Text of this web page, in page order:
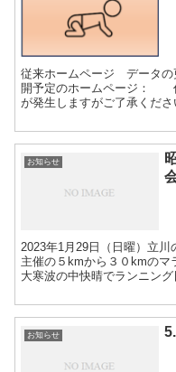
従来ホームページ データの
開予定のホームページ：
が発生しますがご了承くだ
お知らせ
2023年1月29日（日曜）立
主催の５kmから３０kmのマ
大寒波の中快晴でランニン
し込みが増えるといいなと
リ公園ハーフマラソン）に
お知らせ